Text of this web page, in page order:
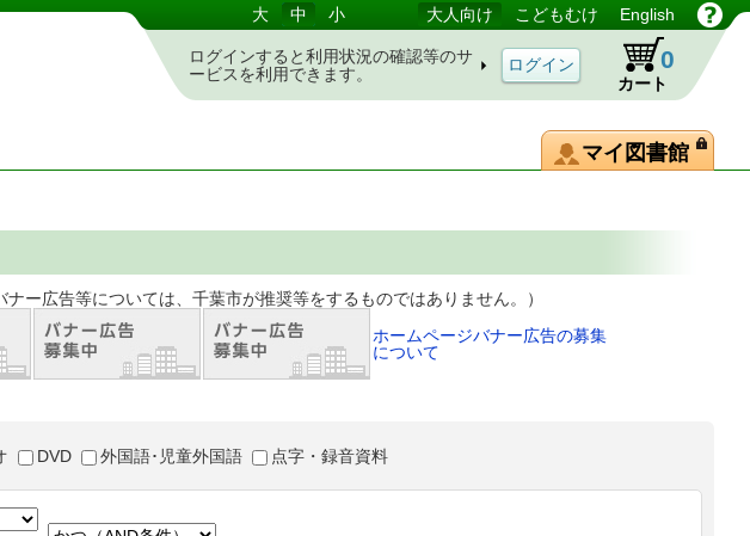
大 中 小 大人向け こどもむけ English
ログインすると利用状況の確認等のサ
ービスを利用できます。
カート
0
マイ図書館
、千葉市が推奨等をするものではありません。）
ホームページバナー広告の募集
について
DVD 外国語･児童外国語 点字・録音資料